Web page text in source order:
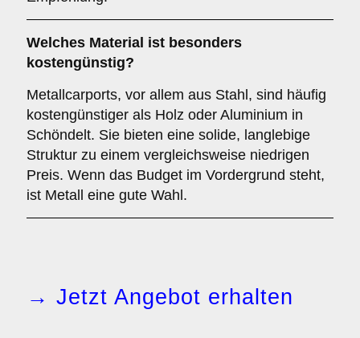
Welches Material ist besonders
kostengünstig?
Metallcarports, vor allem aus Stahl, sind häufig
kostengünstiger als Holz oder Aluminium in
Schöndelt. Sie bieten eine solide, langlebige
Struktur zu einem vergleichsweise niedrigen
Preis. Wenn das Budget im Vordergrund steht,
ist Metall eine gute Wahl.
→ Jetzt Angebot erhalten